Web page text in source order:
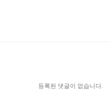
등록된 댓글이 없습니다.